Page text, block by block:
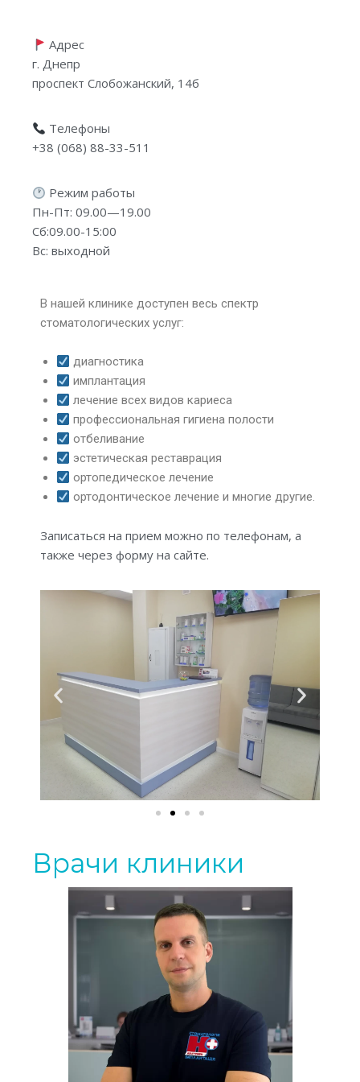
Адрес
г. Днепр
проспект Слобожанский, 14б
Телефоны
+38 (068) 88-33-511
Режим работы
Пн-Пт: 09.00—19.00
Сб:09.00-15:00
Вс: выходной
В нашей клинике доступен весь спектр
стоматологических услуг:
диагностика
имплантация
лечение всех видов кариеса
профессиональная гигиена полости
отбеливание
эстетическая реставрация
ортопедическое лечение
ортодонтическое лечение и многие другие.
Записаться на прием можно по телефонам, а
также через форму на сайте.
Врачи клиники